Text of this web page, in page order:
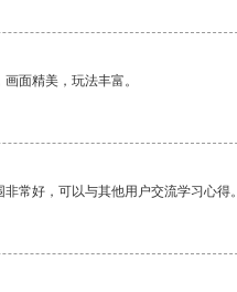
面精美，玩法丰富。
常好，可以与其他用户交流学习心得。